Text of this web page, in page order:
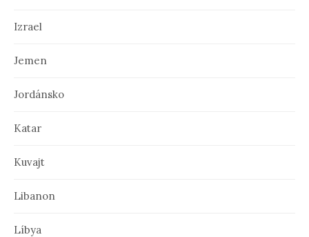
Izrael
Jemen
Jordánsko
Katar
Kuvajt
Libanon
Líbya